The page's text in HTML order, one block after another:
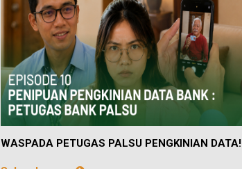
WASPADA PETUGAS PALSU PENGKINIAN DATA!